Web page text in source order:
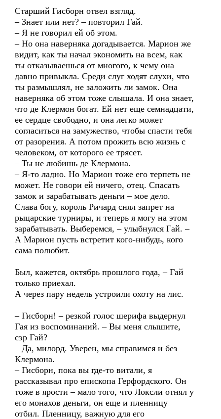
Старший Гисборн отвел взгляд.
– Знает или нет? – повторил Гай.
– Я не говорил ей об этом.
– Но она наверняка догадывается. Марион же
видит, как ты начал экономить на всем, как
ты отказываешься от многого, к чему она
давно привыкла. Среди слуг ходят слухи, что
ты размышлял, не заложить ли замок. Она
наверняка об этом тоже слышала. И она знает,
что де Клермон богат. Ей нет еще семнадцати,
ее сердце свободно, и она легко может
согласиться на замужество, чтобы спасти тебя
от разорения. А потом прожить всю жизнь с
человеком, от которого ее трясет.
– Ты не любишь де Клермона.
– Я-то ладно. Но Марион тоже его терпеть не
может. Не говори ей ничего, отец. Спасать
замок и зарабатывать деньги – мое дело.
Слава богу, король Ричард снял запрет на
рыцарские турниры, и теперь я могу на этом
зарабатывать. Выберемся, – улыбнулся Гай. –
А Марион пусть встретит кого-нибудь, кого
сама полюбит.
Был, кажется, октябрь прошлого года, – Гай
только приехал.
А через пару недель устроили охоту на лис.
– Гисборн! – резкой голос шерифа выдернул
Гая из воспоминаний. – Вы меня слышите,
сэр Гай?
– Да, милорд. Уверен, мы справимся и без
Клермона.
– Гисборн, пока вы где-то витали, я
рассказывал про епископа Герфордского. Он
тоже в ярости – мало того, что Локсли отнял у
его монахов деньги, он еще и пленницу
отбил. Пленницу, важную для его